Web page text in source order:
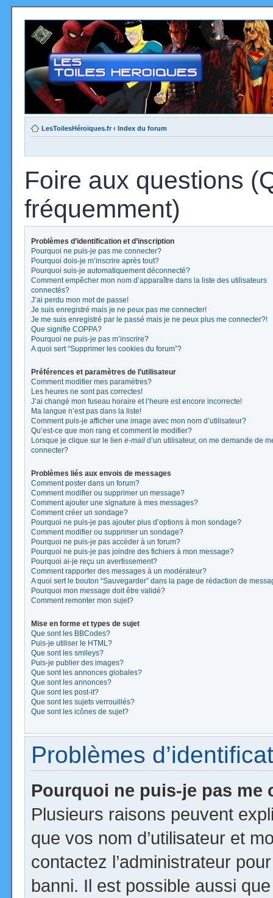
LesToilesHéroïques.fr ‹ Index du forum
Foire aux questions
fréquemment)
Problèmes d’identification et d’inscription
Pourquoi ne puis-je pas me connecter?
Pourquoi dois-je m’inscrire après tout?
Pourquoi suis-je automatiquement déconnecté?
Comment empêcher mon nom d’apparaître dans la liste des utilisateurs
connectés?
J’ai perdu mon mot de passe!
Je suis enregistré mais je ne peux pas me connecter!
Je me suis enregistré par le passé mais je ne peux plus me connecter?!
Que signifie COPPA?
Pourquoi ne puis-je pas m’inscrire?
A quoi sert “Supprimer les cookies du forum”?
Préférences et paramètres de l’utilisateur
Comment modifier mes paramètres?
Les heures ne sont pas correctes!
J’ai changé mon fuseau horaire et l’heure est encore incorrecte!
Ma langue n’est pas dans la liste!
Comment puis-je afficher une image avec mon nom d’utilisateur?
Qu’est-ce que mon rang et comment le modifier?
Lorsque je clique sur le lien e-mail d’un utilisateur, on me demande de
connecter?
Problèmes liés aux envois de messages
Comment poster dans un forum?
Comment modifier ou supprimer un message?
Comment ajouter une signature à mes messages?
Comment créer un sondage?
Pourquoi ne puis-je pas ajouter plus d’options à mon sondage?
Comment modifier ou supprimer un sondage?
Pourquoi ne puis-je pas accéder à un forum?
Pourquoi ne puis-je pas joindre des fichiers à mon message?
Pourquoi ai-je reçu un avertissement?
Comment rapporter des messages à un modérateur?
A quoi sert le bouton “Sauvegarder” dans la page de rédaction de
Pourquoi mon message doit être validé?
Comment remonter mon sujet?
Mise en forme et types de sujet
Que sont les BBCodes?
Puis-je utiliser le HTML?
Que sont les smileys?
Puis-je publier des images?
Que sont les annonces globales?
Que sont les annonces?
Que sont les post-it?
Que sont les sujets verrouillés?
Que sont les icônes de sujet?
Problèmes
Pourquoi ne puis-je pas me
Plusieurs raisons peuvent
que vos nom d’utilisateur et
contactez l’administrateur
banni. Il est possible aussi